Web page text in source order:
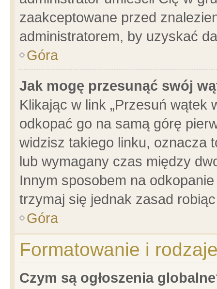
zaakceptowane przed
administratorem, by uzyskać
Góra
Jak mogę przesunąć swój
Klikając w link „Przesuń wątek
odkopać go na samą górę
widzisz takiego linku, oznacza
lub wymagany czas między
Innym sposobem na
trzymaj się jednak zasad
Góra
Formatowanie i
Czym są ogłoszenia